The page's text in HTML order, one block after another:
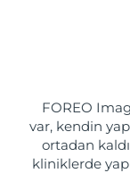
FOREO
var, kendin
ortadan
kliniklerde